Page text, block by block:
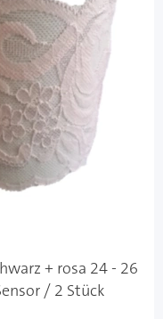
+ rosa 24 - 26
/ 2 Stück